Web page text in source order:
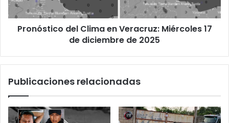
de
diciembre
Pronóstico del Clima en Veracruz: Miércoles 17
de diciembre de 2025
Publicaciones relacionadas